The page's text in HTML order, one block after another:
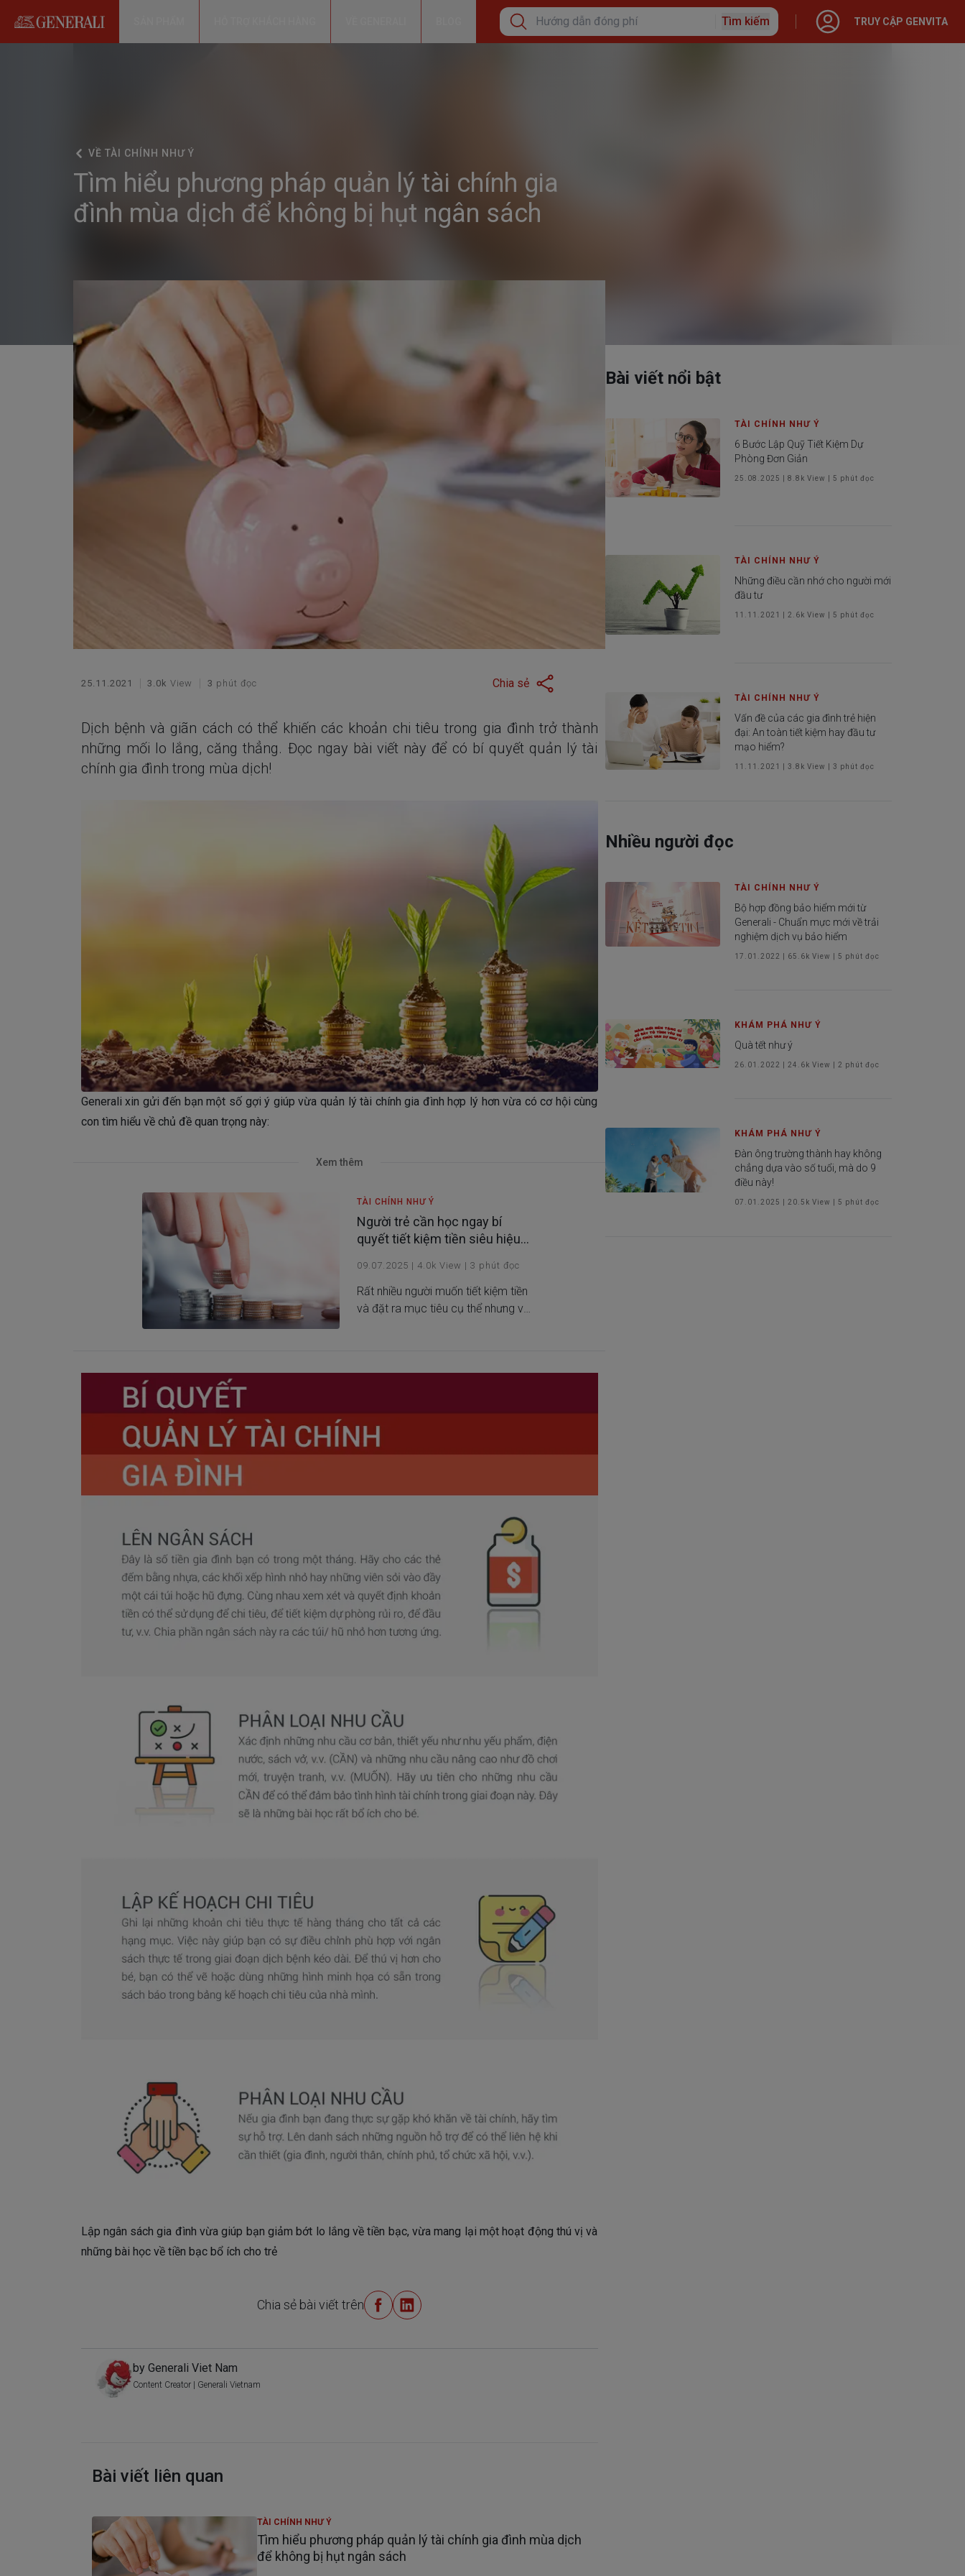
Tìm kiếm
Tìm kiếm xu hướng
Dịch vụ hợp đồng
TRUY CẬP GENVITA
VỀ TÀI CHÍNH NHƯ Ý
Tìm hiểu phương pháp quản lý tài chính gia
đình mùa dịch để không bị hụt ngân sách
25.11.2021 3.0k View 3 phút đọc Chia sẻ
Dịch bệnh và giãn cách có thể khiến các khoản chi tiêu trong gia đình trở thành
những mối lo lắng, căng thẳng. Đọc ngay bài viết này để có bí quyết quản lý tài
chính gia đình trong mùa dịch!
Generali xin gửi đến bạn một số gợi ý giúp vừa quản lý tài chính gia đình hợp lý hơn vừa có cơ hội cùng
con tìm hiểu về chủ đề quan trọng này:
Xem thêm
TÀI CHÍNH NHƯ Ý
Người trẻ cần học ngay bí
quyết tiết kiệm tiền siêu hiệu
09.07.2025 | 4.0k View | 3 phút đọc
Rất nhiều người muốn tiết kiệm tiền
và đặt ra mục tiêu cụ thể nhưng vẫn
quyết tiết kiệm siêu hiệu quả!
Lập ngân sách gia đình vừa giúp bạn giảm bớt lo lắng về tiền bạc, vừa mang lại một hoạt động thú vị và
những bài học về tiền bạc bổ ích cho trẻ
Chia sẻ bài viết trên
by Generali Viet Nam
Content Creator | Generali Vietnam
Bài viết liên quan
TÀI CHÍNH NHƯ Ý
Tìm hiểu phương pháp quản lý tài chính gia đình mùa dịch
để không bị hụt ngân sách
Bài viết nổi bật
TÀI CHÍNH NHƯ Ý
6 Bước Lập Quỹ Tiết Kiệm Dự
Phòng Đơn Giản
25.08.2025 8.8k View | 5 phút đọc
TÀI CHÍNH NHƯ Ý
Những điều cần nhớ cho người mới
đầu tư
11.11.2021 2.6k View | 5 phút đọc
TÀI CHÍNH NHƯ Ý
Vấn đề của các gia đình trẻ hiện
đại: An toàn tiết kiệm hay đầu tư
mạo hiểm?
11.11.2021 3.8k View | 3 phút đọc
Nhiều người đọc
TÀI CHÍNH NHƯ Ý
Bộ hợp đồng bảo hiểm mới từ
Generali - Chuẩn mực mới về trải
nghiệm dịch vụ bảo hiểm
17.01.2022 65.6k View | 5 phút đọc
KHÁM PHÁ NHƯ Ý
Quà tết như ý
26.01.2022 24.6k View | 2 phút đọc
KHÁM PHÁ NHƯ Ý
Đàn ông trường thành hay không
chẳng dựa vào số tuổi, mà do 9
điều này!
07.01.2025 20.5k View | 5 phút đọc